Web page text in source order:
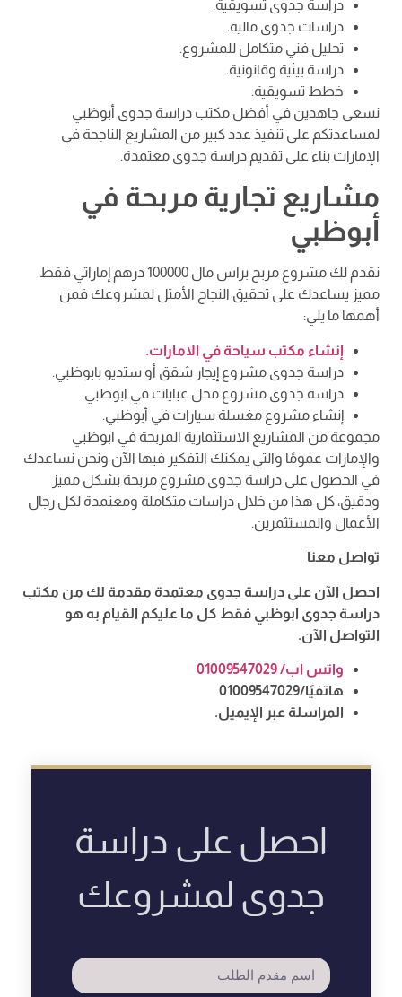
دراسة جدوى تسويقية.
دراسات جدوى مالية.
تحليل فني متكامل للمشروع.
دراسة بيئية وقانونية.
خطط تسويقية.
نسعى جاهدين في أفضل مكتب دراسة جدوى أبوظبي
لمساعدتكم على تنفيذ عدد كبير من المشاريع الناجحة في
الإمارات بناء على تقديم دراسة جدوى معتمدة.
مشاريع تجارية مربحة في
أبوظبي
نقدم لك مشروع مربح براس مال 100000 درهم إماراتي فقط
مميز يساعدك على تحقيق النجاح الأمثل لمشروعك فمن
أهمها ما يلي:
إنشاء مكتب سياحة في الامارات.
دراسة جدوى مشروع إيجار شقق أو ستديو بابوظبي.
دراسة جدوى مشروع محل عبايات في ابوظبي.
إنشاء مشروع مغسلة سيارات في أبوظبي.
مجموعة من المشاريع الاستثمارية المربحة في ابوظبي
والإمارات عمومًا والتي يمكنك التفكير فيها الآن ونحن نساعدك
في الحصول على دراسة جدوى مشروع مربحة بشكل مميز
ودقيق، كل هذا من خلال دراسات متكاملة ومعتمدة لكل رجال
الأعمال والمستثمرين.
تواصل معنا
احصل الآن على دراسة جدوى معتمدة مقدمة لك من مكتب
دراسة جدوى ابوظبي فقط كل ما عليكم القيام به هو
التواصل الآن.
واتس اب/ 01009547029
هاتفيًا/01009547029
المراسلة عبر الإيميل.
احصل على دراسة
جدوى لمشروعك